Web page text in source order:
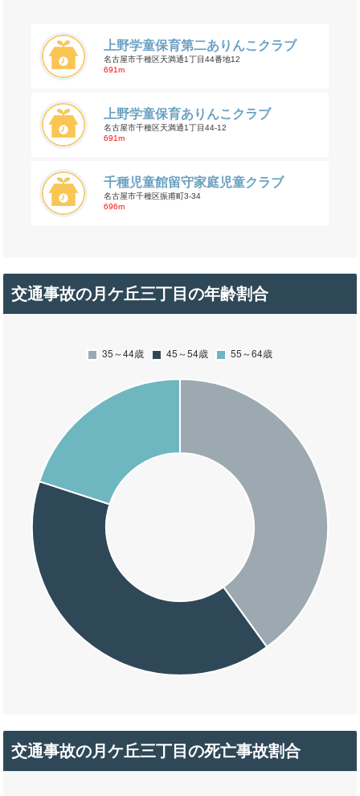
上野学童保育第二ありんこクラブ
名古屋市千種区天満通1丁目44番地12
691m
上野学童保育ありんこクラブ
名古屋市千種区天満通1丁目44‐12
691m
千種児童館留守家庭児童クラブ
名古屋市千種区振甫町3-34
696m
交通事故の月ケ丘三丁目の年齢割合
交通事故の月ケ丘三丁目の死亡事故割合